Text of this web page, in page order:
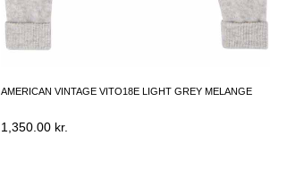
AMERICAN VINTAGE VITO18E LIGHT GREY MELANGE
1,350.00 kr.